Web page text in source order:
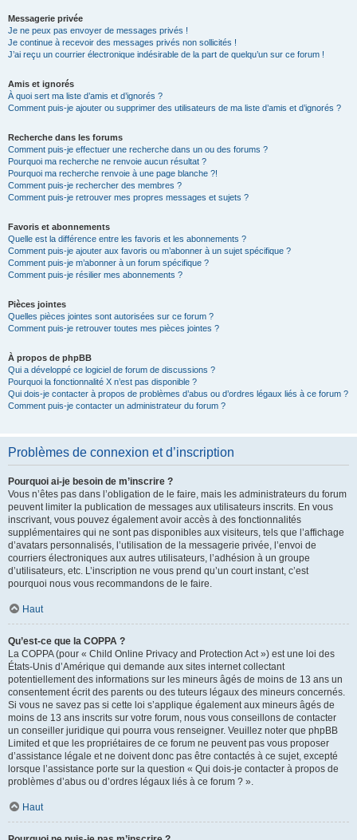
Messagerie privée
Je ne peux pas envoyer de messages privés !
Je continue à recevoir des messages privés non sollicités !
J’ai reçu un courrier électronique indésirable de la part de quelqu’un sur ce forum !
Amis et ignorés
À quoi sert ma liste d’amis et d’ignorés ?
Comment puis-je ajouter ou supprimer des utilisateurs de ma liste d’amis et d’ignorés ?
Recherche dans les forums
Comment puis-je effectuer une recherche dans un ou des forums ?
Pourquoi ma recherche ne renvoie aucun résultat ?
Pourquoi ma recherche renvoie à une page blanche ?!
Comment puis-je rechercher des membres ?
Comment puis-je retrouver mes propres messages et sujets ?
Favoris et abonnements
Quelle est la différence entre les favoris et les abonnements ?
Comment puis-je ajouter aux favoris ou m’abonner à un sujet spécifique ?
Comment puis-je m’abonner à un forum spécifique ?
Comment puis-je résilier mes abonnements ?
Pièces jointes
Quelles pièces jointes sont autorisées sur ce forum ?
Comment puis-je retrouver toutes mes pièces jointes ?
À propos de phpBB
Qui a développé ce logiciel de forum de discussions ?
Pourquoi la fonctionnalité X n’est pas disponible ?
Qui dois-je contacter à propos de problèmes d’abus ou d’ordres légaux liés à ce forum ?
Comment puis-je contacter un administrateur du forum ?
Problèmes de connexion et d’inscription
Pourquoi ai-je besoin de m’inscrire ?
Vous n’êtes pas dans l’obligation de le faire, mais les administrateurs du forum
peuvent limiter la publication de messages aux utilisateurs inscrits. En vous
inscrivant, vous pouvez également avoir accès à des fonctionnalités
supplémentaires qui ne sont pas disponibles aux visiteurs, tels que l’affichage
d’avatars personnalisés, l’utilisation de la messagerie privée, l’envoi de
courriers électroniques aux autres utilisateurs, l’adhésion à un groupe
d’utilisateurs, etc. L’inscription ne vous prend qu’un court instant, c’est
pourquoi nous vous recommandons de le faire.
Haut
Qu’est-ce que la COPPA ?
La COPPA (pour « Child Online Privacy and Protection Act ») est une loi des
États-Unis d’Amérique qui demande aux sites internet collectant
potentiellement des informations sur les mineurs âgés de moins de 13 ans un
consentement écrit des parents ou des tuteurs légaux des mineurs concernés.
Si vous ne savez pas si cette loi s’applique également aux mineurs âgés de
moins de 13 ans inscrits sur votre forum, nous vous conseillons de contacter
un conseiller juridique qui pourra vous renseigner. Veuillez noter que phpBB
Limited et que les propriétaires de ce forum ne peuvent pas vous proposer
d’assistance légale et ne doivent donc pas être contactés à ce sujet, excepté
lorsque l’assistance porte sur la question « Qui dois-je contacter à propos de
problèmes d’abus ou d’ordres légaux liés à ce forum ? ».
Haut